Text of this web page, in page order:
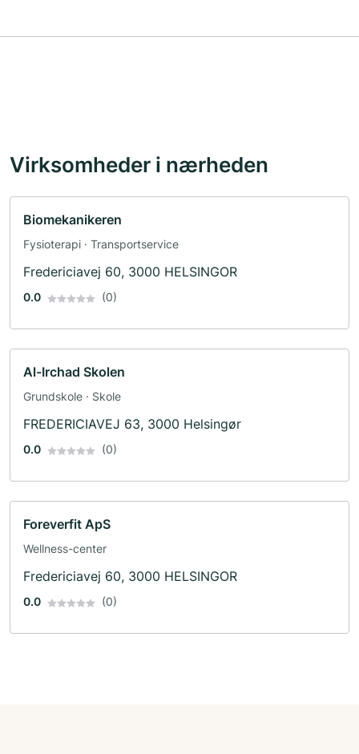
Virksomheder i nærheden
Biomekanikeren
Fysioterapi · Transportservice
Fredericiavej 60, 3000 HELSINGOR
0.0 (0)
Al-Irchad Skolen
Grundskole · Skole
FREDERICIAVEJ 63, 3000 Helsingør
0.0 (0)
Foreverfit ApS
Wellness-center
Fredericiavej 60, 3000 HELSINGOR
0.0 (0)